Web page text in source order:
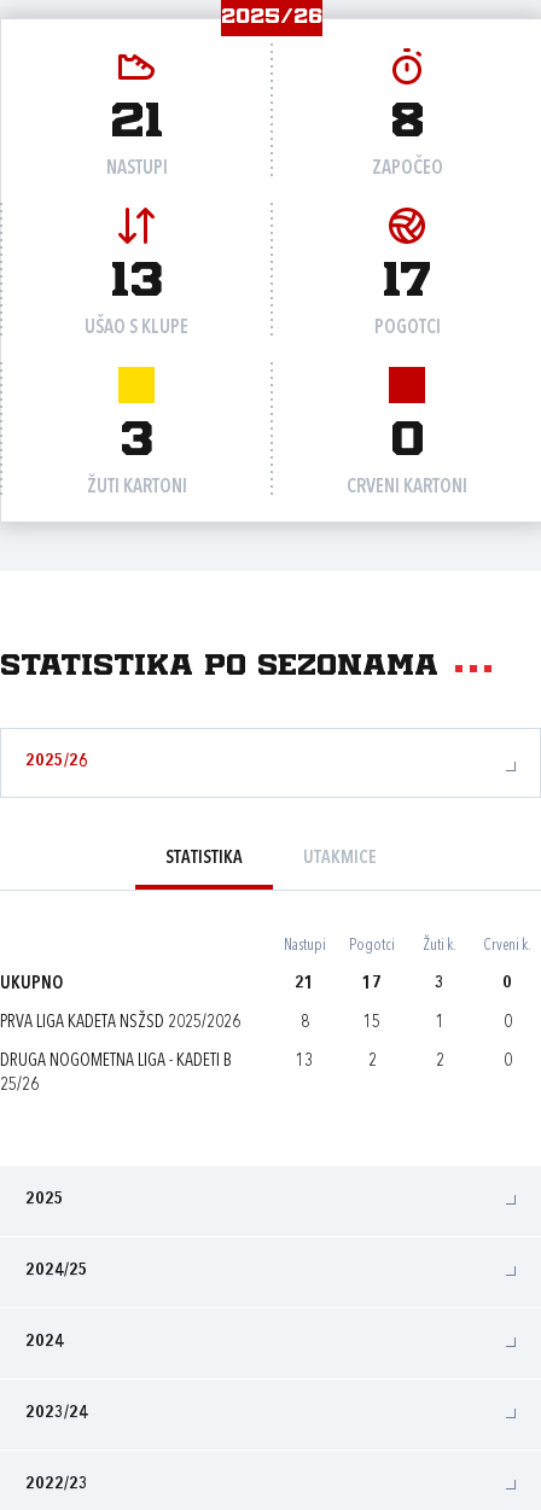
2025/26
21
NASTUPI
8
ZAPOČEO
13
UŠAO S KLUPE
17
POGOTCI
3
ŽUTI KARTONI
0
CRVENI KARTONI
Statistika po sezonama
2025/26
STATISTIKA UTAKMICE
Nastupi Pogotci Žuti k. Crveni k.
UKUPNO 21 17 3 0
PRVA LIGA KADETA NSŽSD 2025/2026 8 15 1 0
DRUGA NOGOMETNA LIGA - KADETI B
25/26
13 2 2 0
2025
2024/25
2024
2023/24
2022/23